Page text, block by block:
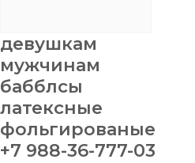
девушкам
мужчинам
бабблсы
латексные
фольгированые
+7 988-36-777-03